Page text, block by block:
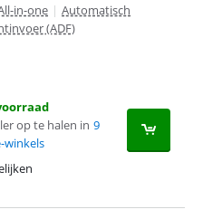
in-one | Automatisch
(ADF)
op te halen in 9
winkels